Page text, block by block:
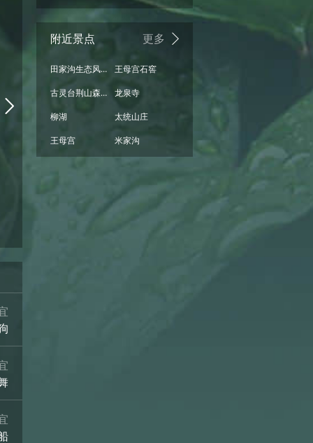
附近景点 更多
田家沟生态风景区
王母宫石窖
古灵台荆山森林公园
龙泉寺
柳湖
太统山庄
王母宫
米家沟
14° 14°
08/20